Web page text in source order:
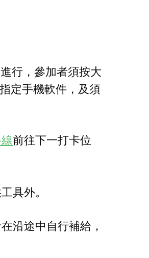
行，參加者須按大
定手機軟件，及須
前往下一打卡位
具外。
沿途中自行補給，